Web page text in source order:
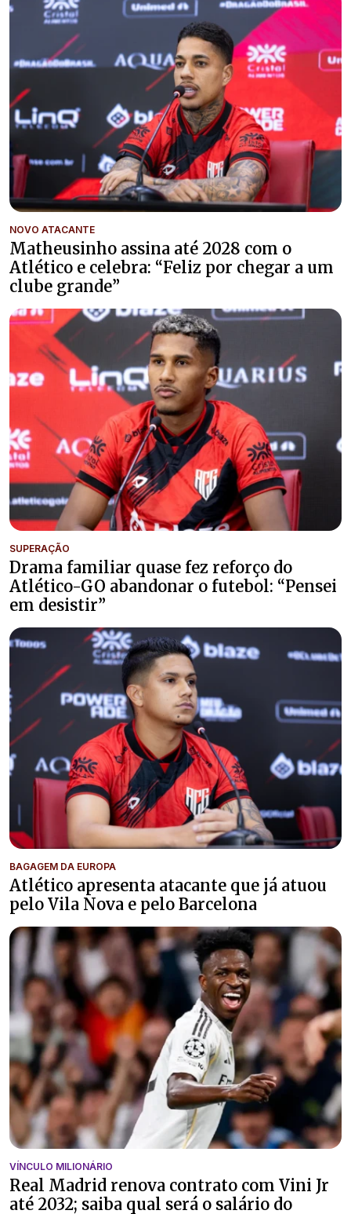
NOVO ATACANTE
Matheusinho assina até 2028 com o
Atlético e celebra: “Feliz por chegar a um
clube grande”
SUPERAÇÃO
Drama familiar quase fez reforço do
Atlético-GO abandonar o futebol: “Pensei
em desistir”
BAGAGEM DA EUROPA
Atlético apresenta atacante que já atuou
pelo Vila Nova e pelo Barcelona
VÍNCULO MILIONÁRIO
Real Madrid renova contrato com Vini Jr
até 2032; saiba qual será o salário do